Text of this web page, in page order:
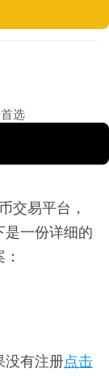
选
交易平台，
是一份详细的
没有注册点击